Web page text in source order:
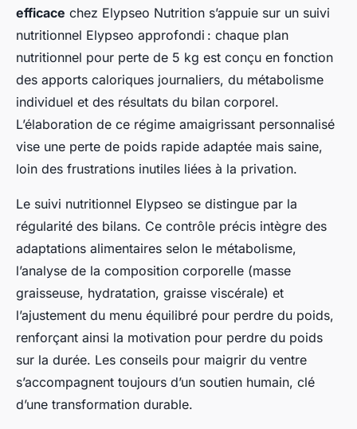
efficace chez Elypseo Nutrition s’appuie sur un suivi
nutritionnel Elypseo approfondi : chaque plan
nutritionnel pour perte de 5 kg est conçu en fonction
des apports caloriques journaliers, du métabolisme
individuel et des résultats du bilan corporel.
L’élaboration de ce régime amaigrissant personnalisé
vise une perte de poids rapide adaptée mais saine,
loin des frustrations inutiles liées à la privation.
Le suivi nutritionnel Elypseo se distingue par la
régularité des bilans. Ce contrôle précis intègre des
adaptations alimentaires selon le métabolisme,
l’analyse de la composition corporelle (masse
graisseuse, hydratation, graisse viscérale) et
l’ajustement du menu équilibré pour perdre du poids,
renforçant ainsi la motivation pour perdre du poids
sur la durée. Les conseils pour maigrir du ventre
s’accompagnent toujours d’un soutien humain, clé
d’une transformation durable.